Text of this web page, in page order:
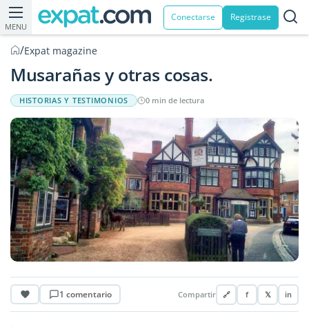
MENU
Conectarse Registrase
/Expat magazine
Musarañas y otras cosas.
HISTORIAS Y TESTIMONIOS 0 min de lectura
1 comentario Compartir 🔗 f 𝕏 in